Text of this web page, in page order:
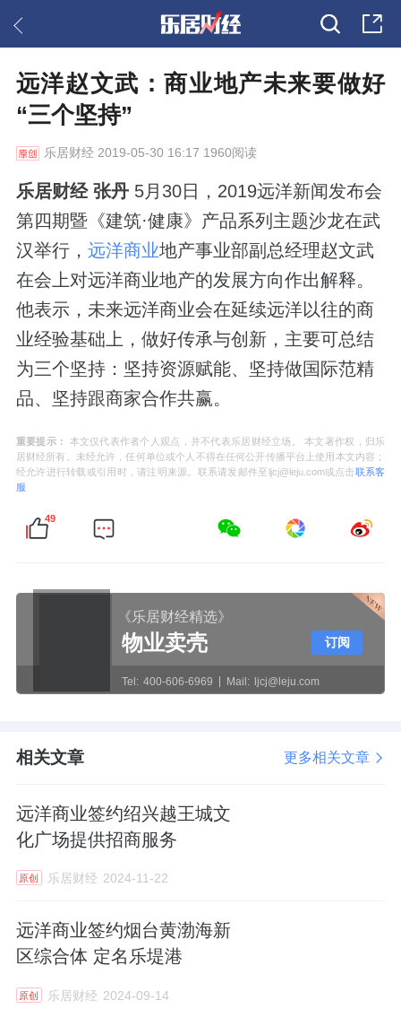
远洋赵文武：商业地产未来要做好
“三个坚持”
乐居财经2019-05-30 16:17 1960阅读
乐居财经 张丹5月30日，2019远洋新闻发布会
第四期暨《建筑·健康》产品系列主题沙龙在武
汉举行， 远洋商业地产事业部副总经理赵文武
在会上对远洋商业地产的发展方向作出解释。
他表示，未来远洋商业会在延续远洋以往的商
业经验基础上，做好传承与创新，主要可总结
为三个坚持：坚持资源赋能、坚持做国际范精
品、坚持跟商家合作共赢。
重要提示：
本文仅代表作者个人观点，并不代表乐居财经立场。 本文著作权，归乐
居财经所有。未经允许，任何单位或个人不得在任何公开传播平台上使用本文内容；
经允许进行转载或引用时，请注明来源。联系请发邮件至ljcj@leju.com或点击联系客
服
49
《乐居财经精选》
物业卖壳
Tel: 400-606-6969 Mail: ljcj@leju.com
订阅
相关文章 更多相关文章
远洋商业签约绍兴越王城文
化广场提供招商服务
原创 乐居财经 2024-11-22
远洋商业签约烟台黄渤海新
区综合体 定名乐堤港
原创 乐居财经 2024-09-14